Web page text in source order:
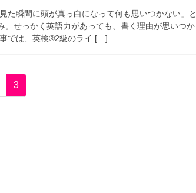
た瞬間に頭が真っ白になって何も思いつかない」と
。せっかく英語力があっても、書く理由が思いつか
では、英検®2級のライ […]
固
定
3